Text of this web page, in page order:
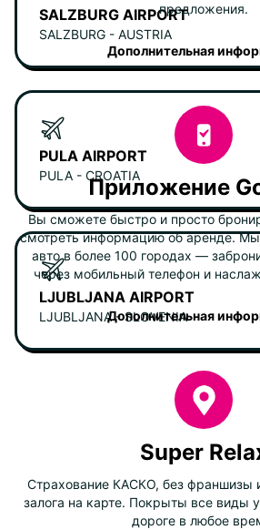
SALZBURG AIRPORT
SALZBURG - AUSTRIA
PULA AIRPORT
PULA - CROATIA
LJUBLJANA AIRPORT
LJUBLJANA - SLOVENIA
предложения.
Дополнительная
Приложение
Вы сможете быстро и просто
смотреть информацию об аренде.
авто в более 100 городах —
через мобильный телефон и
Дополнительная
Super
Страхование КАСКО, без франшизы
залога на карте. Покрыты все виды
дороге в любое